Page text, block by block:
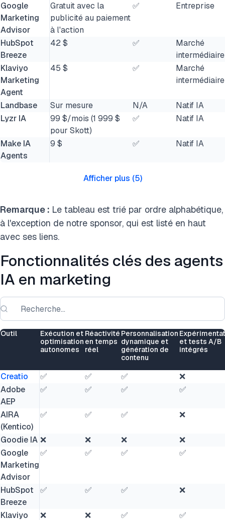
Google
Marketing
Advisor
Gratuit avec la
publicité au paiement
à l'action
✅ Entreprise
HubSpot
Breeze
42 $ ✅
Marché
intermédiaire
Klaviyo
Marketing
Agent
45 $ ✅
Marché
intermédiaire
Landbase Sur mesure N/A
Natif IA
Lyzr IA
99 $/mois (1 999 $
pour Skott)
✅ Natif IA
Make IA
Agents
9 $ ✅ Natif IA
Afficher plus (5)
Remarque : Le tableau est trié par ordre alphabétique,
à l'exception de notre sponsor, qui est listé en haut
avec ses liens.
Fonctionnalités clés des agents
IA en marketing
Outil
Exécution et
optimisation
autonomes
Réactivité
en temps
réel
Personnalisation
dynamique et
génération de
contenu
et tests A/B
intégrés
Creatio ✅ ✅ ✅
❌
Adobe
AEP
✅ ✅ ✅ ✅
AIRA
(Kentico)
✅ ✅ ✅ ❌
Goodie IA ❌ ❌ ❌
❌
Google
Marketing
Advisor
✅ ✅ ✅ ✅
HubSpot
Breeze
✅ ✅ ✅ ❌
Klaviyo
❌ ❌ ✅ ✅